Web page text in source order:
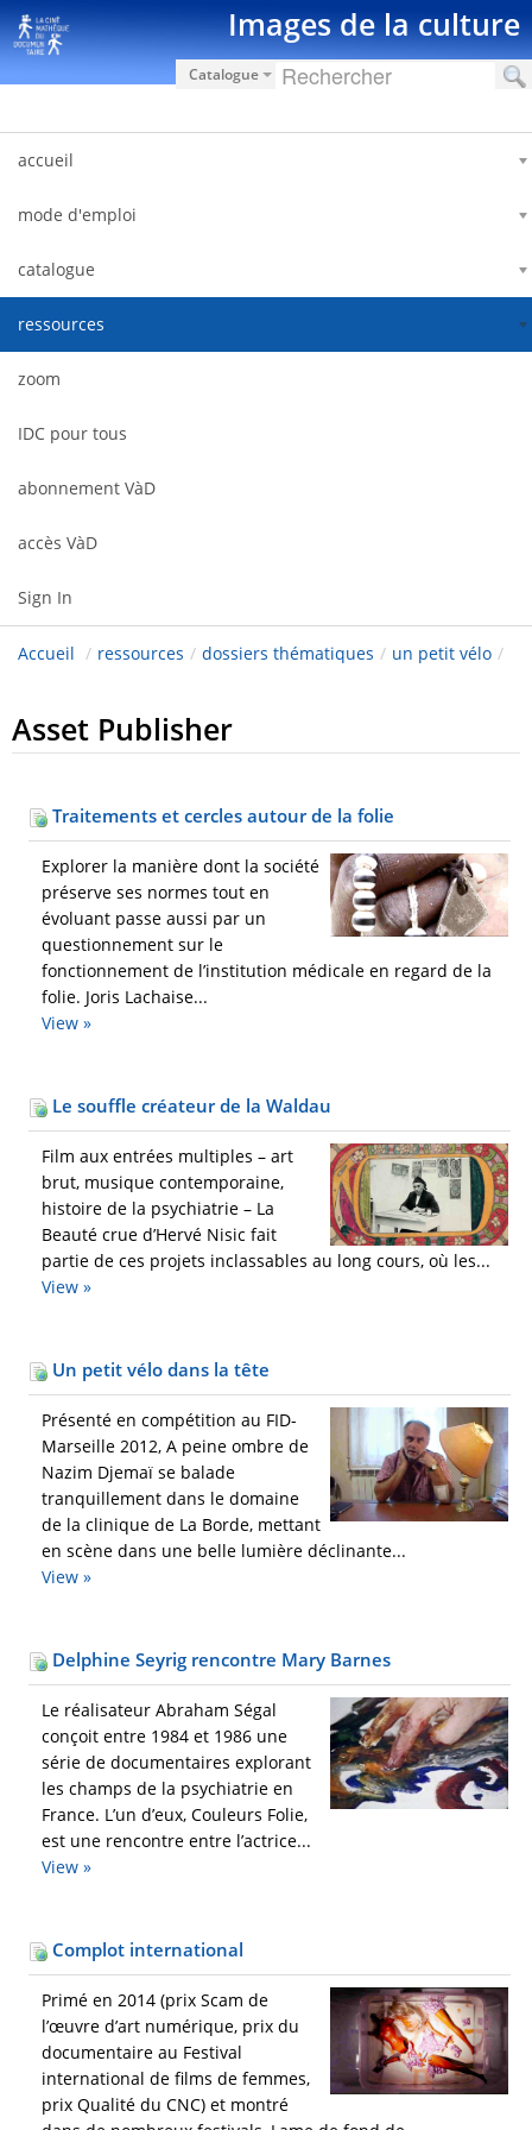
Skip to Content Images de la culture
Catalogue
accueil
mode d'emploi
catalogue
ressources
zoom
IDC pour tous
abonnement VàD
accès VàD
Sign In
Accueil / ressources / dossiers thématiques / un petit vélo /
Asset Publisher
Traitements et cercles autour de la folie
Explorer la manière dont la société
préserve ses normes tout en
évoluant passe aussi par un
questionnement sur le
fonctionnement de l’institution médicale en regard de la
folie. Joris Lachaise...
View »
Le souffle créateur de la Waldau
Film aux entrées multiples – art
brut, musique contemporaine,
histoire de la psychiatrie – La
Beauté crue d’Hervé Nisic fait
partie de ces projets inclassables au long cours, où les...
View »
Un petit vélo dans la tête
Présenté en compétition au FID-
Marseille 2012, A peine ombre de
Nazim Djemaï se balade
tranquillement dans le domaine
de la clinique de La Borde, mettant
en scène dans une belle lumière déclinante...
View »
Delphine Seyrig rencontre Mary Barnes
Le réalisateur Abraham Ségal
conçoit entre 1984 et 1986 une
série de documentaires explorant
les champs de la psychiatrie en
France. L’un d’eux, Couleurs Folie,
est une rencontre entre l’actrice...
View »
Complot international
Primé en 2014 (prix Scam de
l’œuvre d’art numérique, prix du
documentaire au Festival
international de films de femmes,
prix Qualité du CNC) et montré